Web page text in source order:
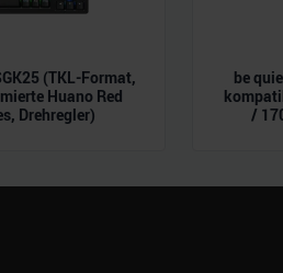
(TKL-Format,
Huano Red
Drehregler)
be
/